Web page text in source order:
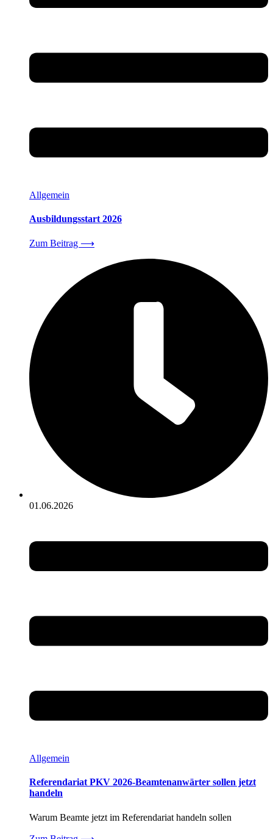
Allgemein
Ausbildungsstart 2026
Zum Beitrag ⟶
01.06.2026
Allgemein
Referendariat PKV 2026-Beamtenanwärter sollen jetzt
handeln
Warum Beamte jetzt im Referendariat handeln sollen